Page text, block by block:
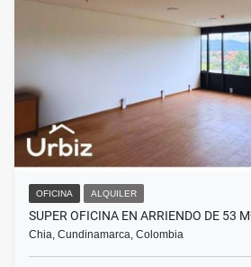
OFICINA ALQUILER
SUPER OFICINA EN ARRIENDO DE 53
Chia, Cundinamarca, Colombia